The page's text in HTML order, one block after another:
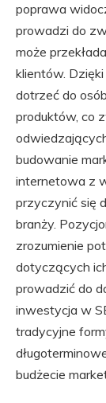
poprawa
prowadzi do
może
klientów.
dotrzeć do
produktów, co
budowanie
internetowa z
przyczynić się
branży.
zrozumienie
dotyczących
prowadzić do
inwestycja w
tradycyjne
budżecie